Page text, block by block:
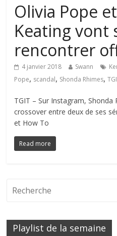
Olivia Pope
Keating vont
rencontrer
4 janvier 2018 Swann
Pope, scandal, Shonda Rhimes,
TGIT – Sur Instagram, Shonda
crossover entre deux de ses
et How To
Read more
Playlist de la semaine